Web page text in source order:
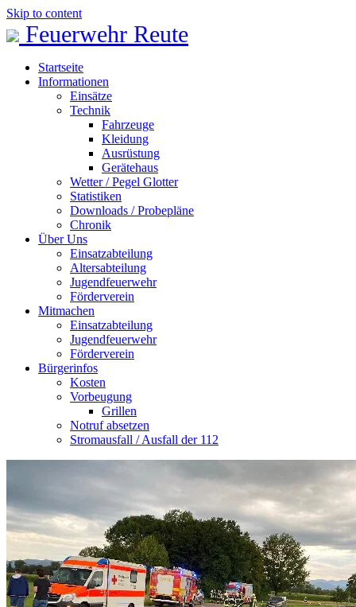
Skip to content
Feuerwehr Reute
Startseite
Informationen
Einsätze
Technik
Fahrzeuge
Kleidung
Ausrüstung
Gerätehaus
Wetter / Pegel Glotter
Statistiken
Downloads / Probepläne
Chronik
Über Uns
Einsatzabteilung
Altersabteilung
Jugendfeuerwehr
Förderverein
Mitmachen
Einsatzabteilung
Jugendfeuerwehr
Förderverein
Bürgerinfos
Kosten
Vorbeugung
Grillen
Notruf absetzen
Stromausfall / Ausfall der 112